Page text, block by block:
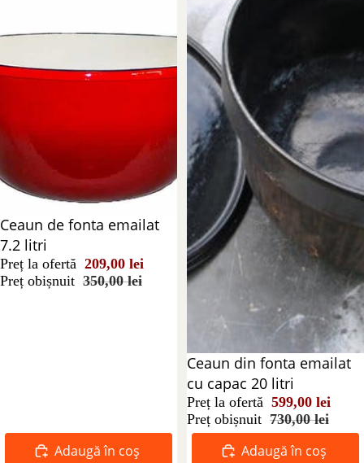
Reducere 40%
Ceaun de fonta emailat
7.2 litri
Preț la ofertă 209,00 lei
Preț obișnuit 350,00 lei
Adaugă în coș
Reducere 18%
Ceaun din fonta emailat
cu capac 20 litri
Preț la ofertă 599,00 lei
Preț obișnuit 730,00 lei
Adaugă în coș